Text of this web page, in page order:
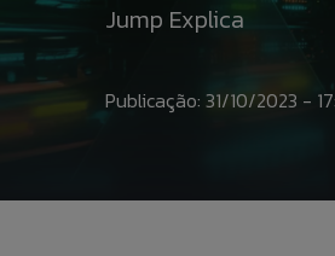
Jump Explica
Publicação: 31/10/2023 -